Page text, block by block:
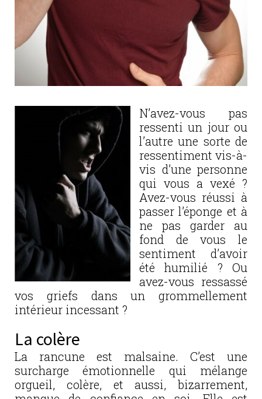
N’avez-vous pas
ressenti un jour ou
l’autre une sorte de
ressentiment vis-à-
vis d’une personne
qui vous a vexé ?
Avez-vous réussi à
passer l’éponge et à
ne pas garder au
fond de vous le
sentiment d’avoir
été humilié ? Ou
avez-vous ressassé
vos griefs dans un grommellement
intérieur incessant ?
La colère
La rancune est malsaine. C’est une
surcharge émotionnelle qui mélange
orgueil, colère, et aussi, bizarrement,